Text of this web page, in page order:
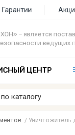
Гарантии
– является
ведущих
ЦЕНТР
/ Уничтожитель